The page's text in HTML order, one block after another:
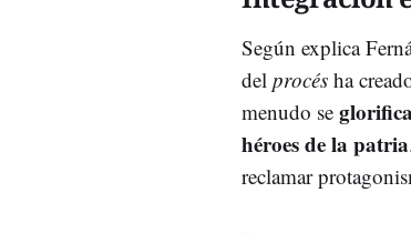
Según explica
del procés ha
menudo se glorifica
héroes de la patria
reclamar